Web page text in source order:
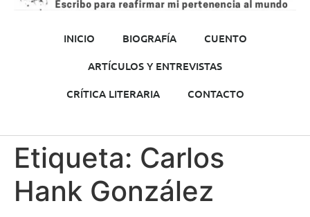
INICIO BIOGRAFÍA
CUENTO
ARTÍCULOS Y ENTREVISTAS
CRÍTICA LITERARIA
CONTACTO
Etiqueta: Carlos
Hank González